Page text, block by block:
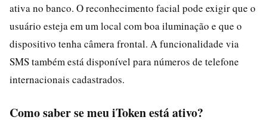
ativa no banco. O reconhecimento facial pode exigir que o
usuário esteja em um local com boa iluminação e que o
dispositivo tenha câmera frontal. A funcionalidade via
SMS também está disponível para números de telefone
internacionais cadastrados.
Como saber se meu iToken está ativo?